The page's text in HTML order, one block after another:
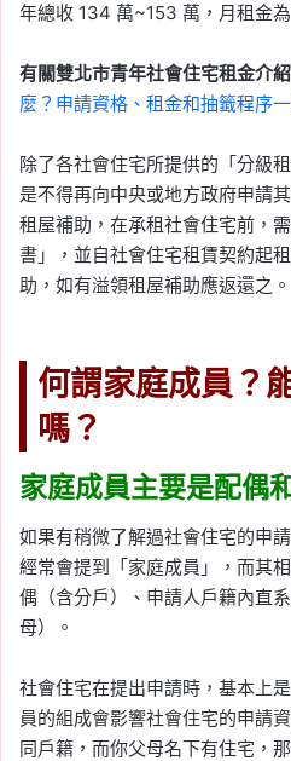
年總收 134 萬~153 萬，月租金
有關雙北市青年社會住宅租金介
麼？申請資格、租金和抽籤程序
除了各社會住宅所提供的「分級
是不得再向中央或地方政府申請
租屋補助，在承租社會住宅前，
書」，並自社會住宅租賃契約起
助，如有溢領租屋補助應返還之。
何謂家庭成員？
嗎？
家庭成員主要是配偶
如果有稍微了解過社會住宅的申
經常會提到「家庭成員」，而其
偶（含分戶）、申請人戶籍內直
母）。
社會住宅在提出申請時，基本上
員的組成會影響社會住宅的申請
同戶籍，而你父母名下有住宅，